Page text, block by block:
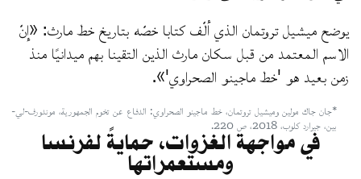
يوضح ميشيل تروتمان الذي ألّف كتابا خصّه بتاريخ خط مارث: «إنّ
الاسم المعتمد من قبل سكان مارث الذين التقينا بهم ميدانيًا منذ
زمن بعيد هو 'خط ماجينو الصحراوي'».
*جان جاك مولين وميشيل تروتمان، خط ماجينو الصحراوي: الدفاع عن تخوم الجمهورية، موندورف-لي-
بين، جيرارد كلوب، 2018، ص 220.
في مواجهة الغزوات، حمايةً لفرنسا
ومستعمراتها